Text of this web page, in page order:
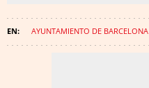
AYUNTAMIENTO DE BARCELONA